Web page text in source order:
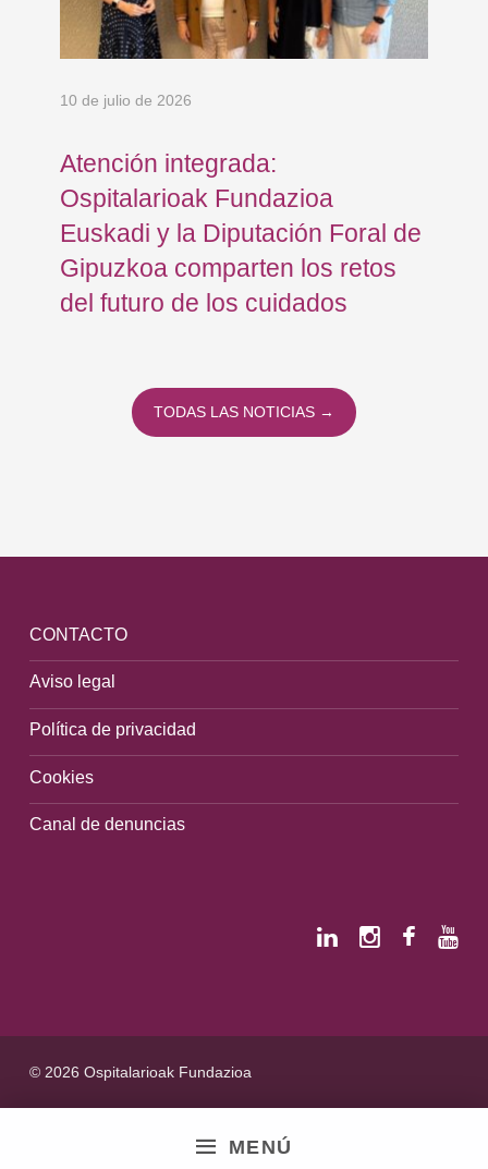
MENÚ
10 de julio de 2026
Atención integrada:
Ospitalarioak Fundazioa
Euskadi y la Diputación Foral de
Gipuzkoa comparten los retos
del futuro de los cuidados
TODAS LAS NOTICIAS →
CONTACTO
Aviso legal
Política de privacidad
Cookies
Canal de denuncias
© 2026 Ospitalarioak Fundazioa